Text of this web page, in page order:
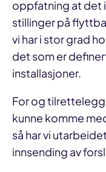
oppfatning at det
stillinger på
vi har i stor grad
det som er
installasjoner.
For og
kunne komme
så har vi
innsending av